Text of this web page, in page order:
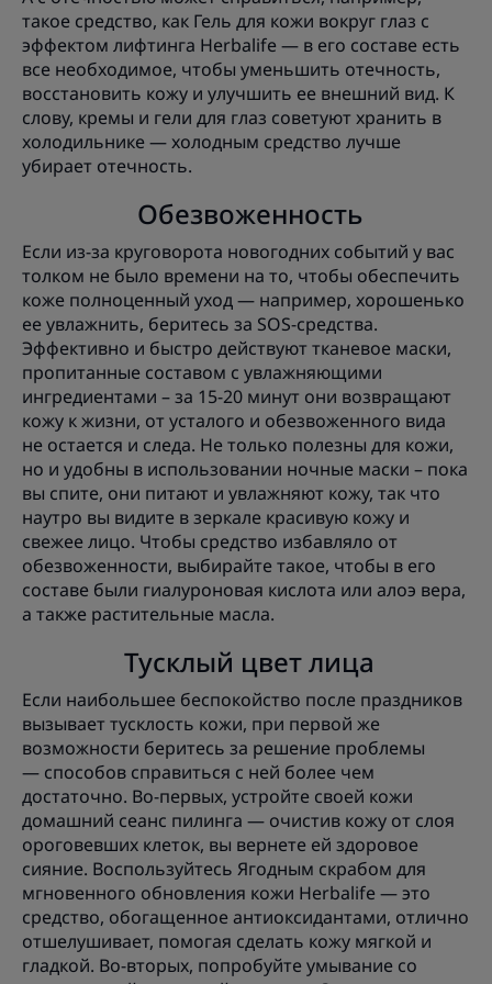
такое средство, как Гель для кожи вокруг глаз с
эффектом лифтинга Herbalife — в его составе есть
все необходимое, чтобы уменьшить отечность,
восстановить кожу и улучшить ее внешний вид. К
слову, кремы и гели для глаз советуют хранить в
холодильнике — холодным средство лучше
убирает отечность.
Обезвоженность
Если из-за круговорота новогодних событий у вас
толком не было времени на то, чтобы обеспечить
коже полноценный уход — например, хорошенько
ее увлажнить, беритесь за SOS-средства.
Эффективно и быстро действуют тканевое маски,
пропитанные составом с увлажняющими
ингредиентами – за 15-20 минут они возвращают
кожу к жизни, от усталого и обезвоженного вида
не остается и следа. Не только полезны для кожи,
но и удобны в использовании ночные маски – пока
вы спите, они питают и увлажняют кожу, так что
наутро вы видите в зеркале красивую кожу и
свежее лицо. Чтобы средство избавляло от
обезвоженности, выбирайте такое, чтобы в его
составе были гиалуроновая кислота или алоэ вера,
а также растительные масла.
Тусклый цвет лица
Если наибольшее беспокойство после праздников
вызывает тусклость кожи, при первой же
возможности беритесь за решение проблемы
— способов справиться с ней более чем
достаточно. Во-первых, устройте своей кожи
домашний сеанс пилинга — очистив кожу от слоя
ороговевших клеток, вы вернете ей здоровое
сияние. Воспользуйтесь Ягодным скрабом для
мгновенного обновления кожи Herbalife — это
средство, обогащенное антиоксидантами, отлично
отшелушивает, помогая сделать кожу мягкой и
гладкой. Во-вторых, попробуйте умывание со